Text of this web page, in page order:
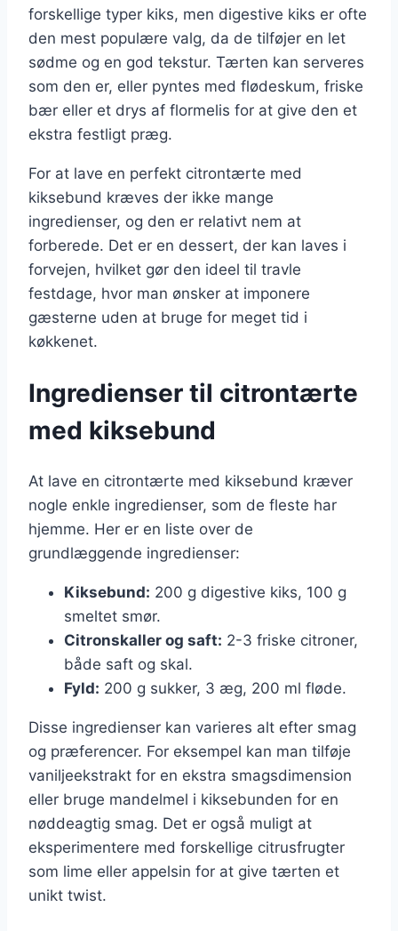
forskellige typer kiks, men digestive kiks er ofte
den mest populære valg, da de tilføjer en let
sødme og en god tekstur. Tærten kan serveres
som den er, eller pyntes med flødeskum, friske
bær eller et drys af flormelis for at give den et
ekstra festligt præg.
For at lave en perfekt citrontærte med
kiksebund kræves der ikke mange
ingredienser, og den er relativt nem at
forberede. Det er en dessert, der kan laves i
forvejen, hvilket gør den ideel til travle
festdage, hvor man ønsker at imponere
gæsterne uden at bruge for meget tid i
køkkenet.
Ingredienser til citrontærte
med kiksebund
At lave en citrontærte med kiksebund kræver
nogle enkle ingredienser, som de fleste har
hjemme. Her er en liste over de
grundlæggende ingredienser:
Kiksebund: 200 g digestive kiks, 100 g
smeltet smør.
Citronskaller og saft: 2-3 friske citroner,
både saft og skal.
Fyld: 200 g sukker, 3 æg, 200 ml fløde.
Disse ingredienser kan varieres alt efter smag
og præferencer. For eksempel kan man tilføje
vaniljeekstrakt for en ekstra smagsdimension
eller bruge mandelmel i kiksebunden for en
nøddeagtig smag. Det er også muligt at
eksperimentere med forskellige citrusfrugter
som lime eller appelsin for at give tærten et
unikt twist.